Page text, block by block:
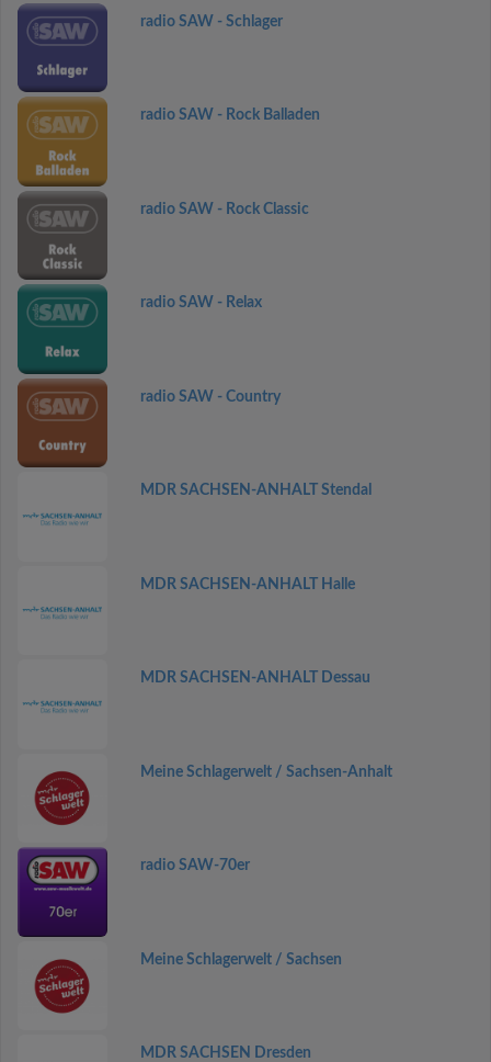
radio SAW - Schlager
radio SAW - Rock Balladen
radio SAW - Rock Classic
radio SAW - Relax
radio SAW - Country
MDR SACHSEN-ANHALT Stendal
MDR SACHSEN-ANHALT Halle
MDR SACHSEN-ANHALT Dessau
Meine Schlagerwelt / Sachsen-Anhalt
radio SAW-70er
Meine Schlagerwelt / Sachsen
MDR SACHSEN Dresden